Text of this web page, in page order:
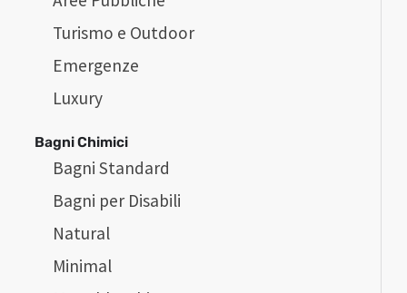
Turismo e Outdoor
Emergenze
Luxury
Bagni Chimici
Bagni Standard
Bagni per Disabili
Natural
Minimal